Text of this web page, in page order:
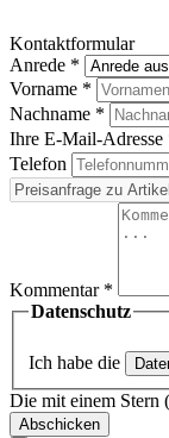
Kontaktformular
Anrede *
Vorname *
Nachname *
Ihre E-Mail-Adresse
Telefon
Kommentar *
Datenschutz
Ich habe die
Die mit einem Stern
Abschicken